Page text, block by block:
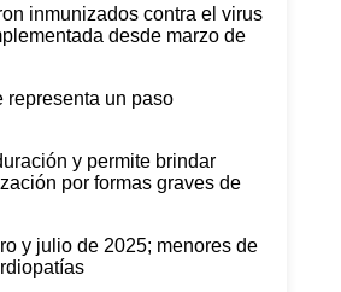
inmunizados contra el virus
desde marzo de
representa un paso
y permite brindar
por formas graves de
y julio de 2025; menores de